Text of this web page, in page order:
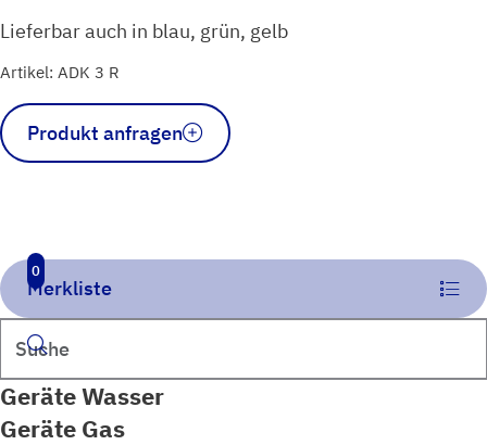
Merkliste
0
Suchen
Geräte Wasser
Geräte Gas
Lieferbar auch in blau, grün, gelb
Artikel: ADK 3 R
Abdeckkappe
zentriert
ohne
Menge
Produkt anfragen